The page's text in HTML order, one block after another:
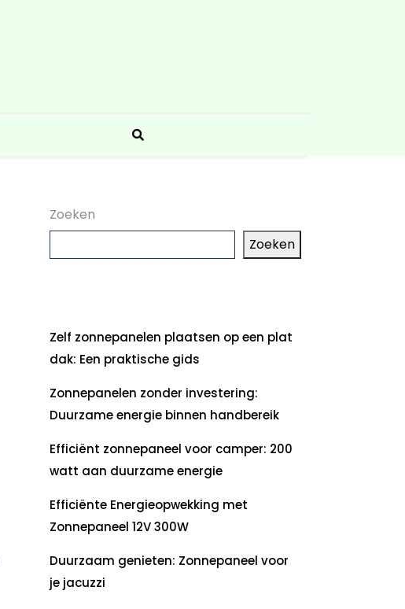
Zoeken
Zoeken
Zelf zonnepanelen plaatsen op een plat
dak: Een praktische gids
Zonnepanelen zonder investering:
Duurzame energie binnen handbereik
Efficiënt zonnepaneel voor camper: 200
watt aan duurzame energie
Efficiënte Energieopwekking met
Zonnepaneel 12V 300W
Duurzaam genieten: Zonnepaneel voor
je jacuzzi